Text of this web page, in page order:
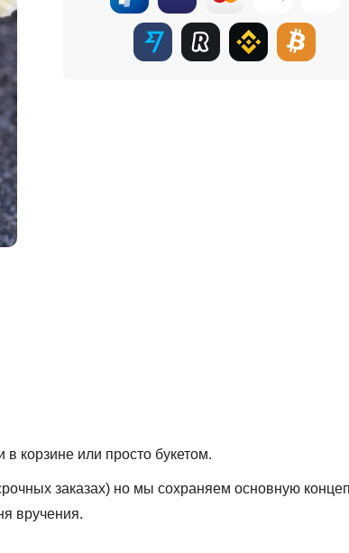
корзине или просто букетом.
заказах) но мы сохраняем основную
вручения.